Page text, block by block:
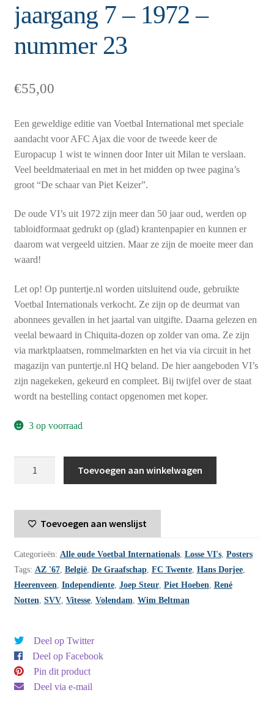
jaargang 7 – 1972 –
nummer 23
€55,00
Een geweldige editie van Voetbal International met speciale
aandacht voor AFC Ajax die voor de tweede keer de
Europacup 1 wist te winnen door Inter uit Milan te verslaan.
Veel beeldmateriaal en met in het midden op twee pagina’s
groot “De schaar van Piet Keizer”.
De oude VI’s uit 1972 zijn meer dan 50 jaar oud, werden op
tabloidformaat gedrukt op (glad) krantenpapier en kunnen er
daarom wat vergeeld uitzien. Maar ze zijn de moeite meer dan
waard!
Let op! Op puntertje.nl worden uitsluitend oude, gebruikte
Voetbal Internationals verkocht. Ze zijn op de deurmat van
abonnees gevallen in het jaartal van uitgifte. Daarna gelezen en
veelal bewaard in Chiquita-dozen op zolder van oma. Ze zijn
via marktplaatsen, rommelmarkten en het via via circuit in het
magazijn van puntertje.nl HQ beland. De hier aangeboden VI’s
zijn nagekeken, gekeurd en compleet. Bij twijfel over de staat
wordt na bestelling contact opgenomen met koper.
3 op voorraad
7
1972
-
nummer
23
aantal
Toevoegen aan winkelwagen
Toevoegen aan wenslijst
Categorieën: Alle oude Voetbal Internationals, Losse VI's, Posters
Tags: AZ '67, België, De Graafschap, FC Twente, Hans Dorjee,
Heerenveen Independiente, Joep Steur, Piet Hoeben René
Notten SVV, Vitesse, Volendam Wim Beltman
Deel op Twitter
Deel op Facebook
Pin dit product
Deel via e-mail